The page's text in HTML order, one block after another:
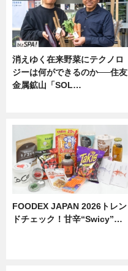
消えゆく在来野菜にテクノロ
ジーは何ができるのか──住友
金属鉱山「SOL…
FOODEX JAPAN 2026トレン
ドチェック！甘辛“Swicy”…